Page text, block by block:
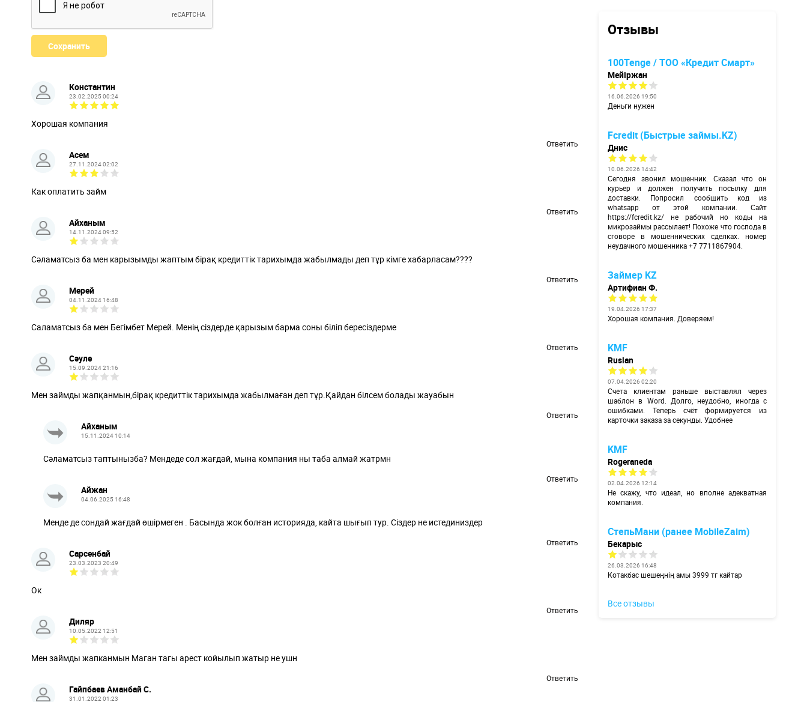
Отзывы
100Tenge / ТОО «Кредит Смарт»
Мейіржан
16.06.2026 19:50
Деньги нужен
Fcredit (Быстрые займы.KZ)
Днис
10.06.2026 14:42
Сегодня звонил мошенник. Сказал что он
курьер и должен получить посылку для
доставки. Попросил сообщить код из
whatsapp от этой компании. Сайт
https://fcredit.kz/ не рабочий но коды на
микрозаймы рассылает! Похоже что господа в
сговоре в мошеннических сделках. номер
неудачного мошенника +7 7711867904.
Займер KZ
Артифиан Ф.
19.04.2026 17:37
Хорошая компания. Доверяем!
KMF
Ruslan
07.04.2026 02:20
Счета клиентам раньше выставлял через
шаблон в Word. Долго, неудобно, иногда с
ошибками. Теперь счёт формируется из
карточки заказа за секунды. Удобнее
KMF
Rogeraneda
02.04.2026 12:14
Не скажу, что идеал, но вполне адекватная
компания.
СтепьМани (ранее MobileZaim)
Бекарыс
26.03.2026 16:48
Котакбас шешеңнің амы 3999 тг кайтар
Все отзывы
Константин
23.02.2025 00:24
Хорошая компания
Ответить
Асем
27.11.2024 02:02
Как оплатить займ
Ответить
Айханым
14.11.2024 09:52
Сәламатсыз ба мен карызымды жаптым бірақ кредиттік тарихымда жабылмады деп тұр кімге хабарласам????
Ответить
Мерей
04.11.2024 16:48
Саламатсыз ба мен Бегімбет Мерей. Менің сіздерде қарызым барма соны біліп бересіздерме
Ответить
Сәуле
15.09.2024 21:16
Мен займды жапқанмын,бірақ кредиттік тарихымда жабылмаған деп тұр.Қайдан білсем болады жауабын
Ответить
Айханым
15.11.2024 10:14
Сәламатсыз таптынызба? Мендеде сол жағдай, мына компания ны таба алмай жатрмн
Ответить
Айжан
04.06.2025 16:48
Менде де сондай жағдай өшірмеген . Басында жок болған историяда, кайта шығып тур. Сіздер не истединиздер
Ответить
Сарсенбай
23.03.2023 20:49
Ок
Ответить
Диляр
10.05.2022 12:51
Мен займды жапканмын Маган тагы арест койылып жатыр не ушн
Ответить
Гайпбаев Аманбай С.
31.01.2022 01:23